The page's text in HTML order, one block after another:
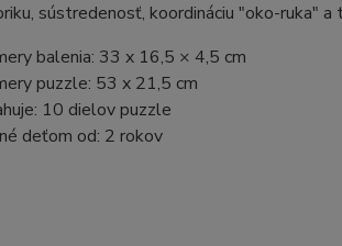
sústredenosť, koordináciu "oko-ruka" a
balenia: 33 x 16,5 × 4,5 cm
puzzle: 53 x 21,5 cm
10 dielov puzzle
deťom od: 2 rokov